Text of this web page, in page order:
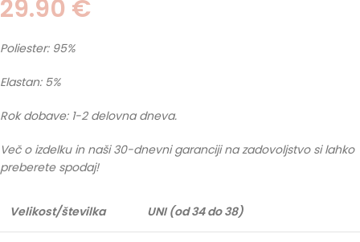
29.90 €
Poliester: 95%
Elastan: 5%
Rok dobave: 1-2 delovna dneva.
Več o izdelku in naši 30-dnevni garanciji na zadovoljstvo si lahko
preberete spodaj!
Velikost/številka UNI (od 34 do 38)